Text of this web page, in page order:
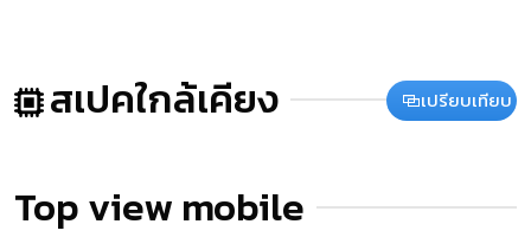
สเปคใกล้เคียง เปรียบเทียบ
Top view mobile